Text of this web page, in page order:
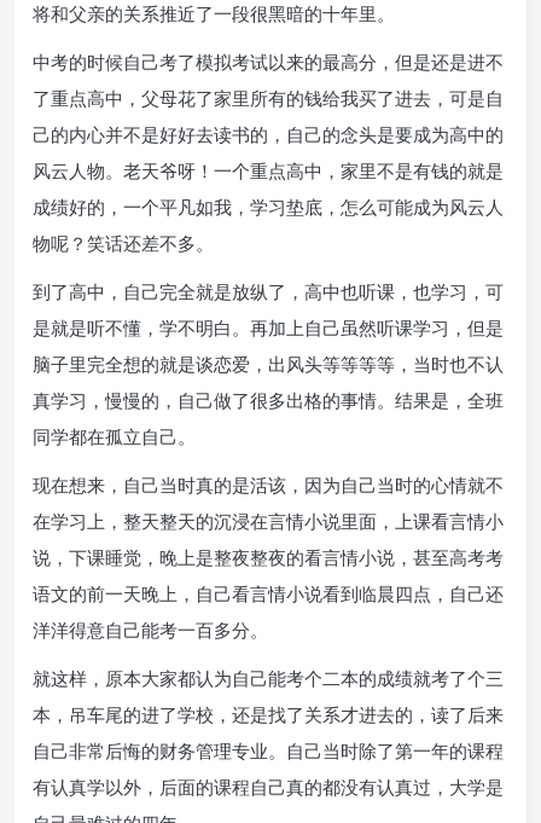
将和父亲的关系推近了一段很黑暗的十年里。
中考的时候自己考了模拟考试以来的最高分，但是还是进不
了重点高中，父母花了家里所有的钱给我买了进去，可是自
己的内心并不是好好去读书的，自己的念头是要成为高中的
风云人物。老天爷呀！一个重点高中，家里不是有钱的就是
成绩好的，一个平凡如我，学习垫底，怎么可能成为风云人
物呢？笑话还差不多。
到了高中，自己完全就是放纵了，高中也听课，也学习，可
是就是听不懂，学不明白。再加上自己虽然听课学习，但是
脑子里完全想的就是谈恋爱，出风头等等等等，当时也不认
真学习，慢慢的，自己做了很多出格的事情。结果是，全班
同学都在孤立自己。
现在想来，自己当时真的是活该，因为自己当时的心情就不
在学习上，整天整天的沉浸在言情小说里面，上课看言情小
说，下课睡觉，晚上是整夜整夜的看言情小说，甚至高考考
语文的前一天晚上，自己看言情小说看到临晨四点，自己还
洋洋得意自己能考一百多分。
就这样，原本大家都认为自己能考个二本的成绩就考了个三
本，吊车尾的进了学校，还是找了关系才进去的，读了后来
自己非常后悔的财务管理专业。自己当时除了第一年的课程
有认真学以外，后面的课程自己真的都没有认真过，大学是